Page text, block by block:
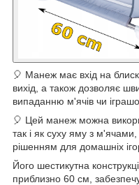
🎈 Манеж має вхід на
вихід, а також дозволяє
випаданню м'ячів чи
🎈 Цей манеж можна
так і як суху яму з
рішенням для домашніх
Його шестикутна
приблизно 60 см,